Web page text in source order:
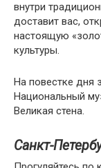
внутри
доставит вас,
настоящую
культуры.
На повестке дня
Национальный
Великая стена.
Санкт-